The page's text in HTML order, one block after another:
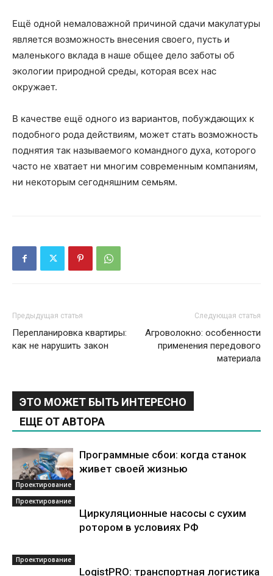
Ещё одной немаловажной причиной сдачи макулатуры
является возможность внесения своего, пусть и
маленького вклада в наше общее дело заботы об
экологии природной среды, которая всех нас
окружает.
В качестве ещё одного из вариантов, побуждающих к
подобного рода действиям, может стать возможность
поднятия так называемого командного духа, которого
часто не хватает ни многим современным компаниям,
ни некоторым сегодняшним семьям.
Предыдущая статья
Перепланировка квартиры:
как не нарушить закон
Следующая статья
Агроволокно: особенности
применения передового
материала
ЭТО МОЖЕТ БЫТЬ ИНТЕРЕСНО
ЕЩЕ ОТ АВТОРА
Проектирование
Программные сбои: когда станок
живет своей жизнью
Проектирование
Циркуляционные насосы с сухим
ротором в условиях РФ
Проектирование
LogistPRO: транспортная логистика